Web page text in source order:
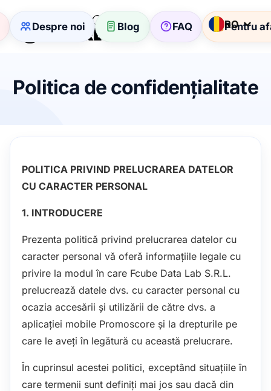
Despre noi Blog FAQ Pentru
RO
Politica de confidențialitate
POLITICA PRIVIND PRELUCRAREA DATELOR
CU CARACTER PERSONAL
1. INTRODUCERE
Prezenta politică privind prelucrarea datelor cu
caracter personal vă oferă informațiile legale cu
privire la modul în care Fcube Data Lab S.R.L.
prelucrează datele dvs. cu caracter personal cu
ocazia accesării și utilizării de către dvs. a
aplicației mobile Promoscore și la drepturile pe
care le aveți în legătură cu această prelucrare.
În cuprinsul acestei politici, exceptând situațiile în
care termenii sunt definiți mai jos sau dacă din